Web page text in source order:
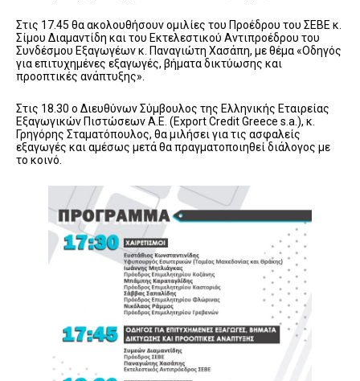
Στις 17.45 θα ακολουθήσουν ομιλίες του Προέδρου του ΣΕΒΕ κ.
Σίμου Διαμαντίδη και του Εκτελεστικού Αντιπροέδρου του
Συνδέσμου Εξαγωγέων κ. Παναγιώτη Χασάπη, με θέμα «Οδηγός
για επιτυχημένες εξαγωγές, βήματα δικτύωσης και
προοπτικές ανάπτυξης».
Στις 18.30 ο Διευθύνων Σύμβουλος της Ελληνικής Εταιρείας
Εξαγωγικών Πιστώσεων Α.Ε. (Export Credit Greece s.a.), κ.
Γρηγόρης Σταματόπουλος, θα μιλήσει για τις ασφαλείς
εξαγωγές και αμέσως μετά θα πραγματοποιηθεί διάλογος με
το κοινό.